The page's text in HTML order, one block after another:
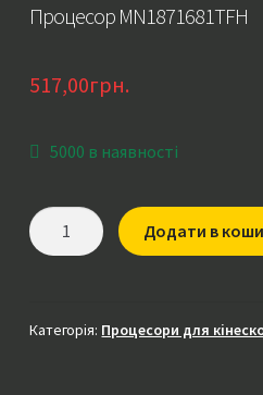
Процесор MN1871681TFH
517,00грн.
5000 в наявності
Процесор
MN1871681TFH
Додати в
Категорія: Процесори для